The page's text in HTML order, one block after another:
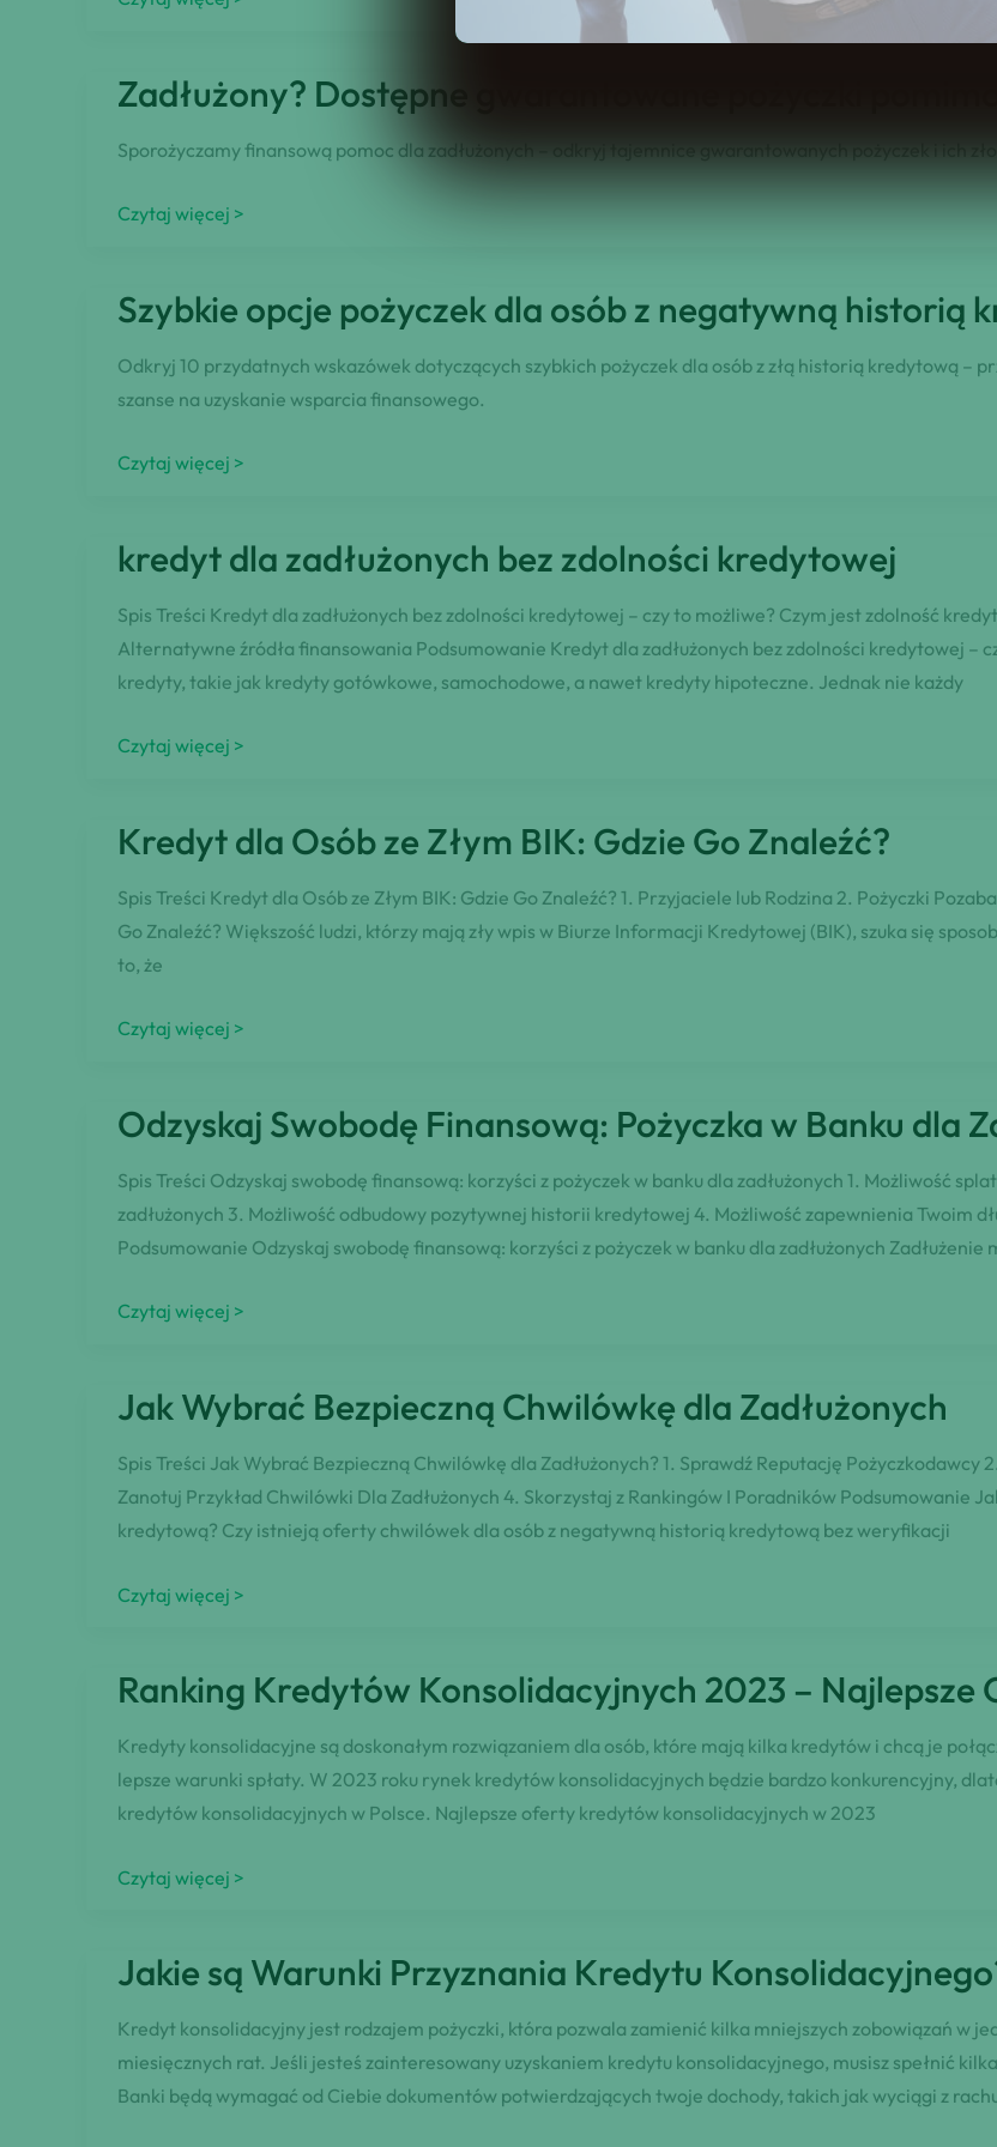
osób
komornikiem
czym
i
może
skorzystać
niej?
Zadłużony? Dostępne gwarantowane pożyczki pomimo
Sporożyczamy finansową pomoc dla zadłużonych – odkryj tajemnice gwarantowanych pożyczek i ich
Zadłużony?
pożyczki
długów
Czytaj więcej >
Szybkie opcje pożyczek dla osób z negatywną historią
Odkryj 10 przydatnych wskazówek dotyczących szybkich pożyczek dla osób z złą historią kredytową –
szanse na uzyskanie wsparcia finansowego.
Szybkie
dla
z
negatywną
historią
Czytaj więcej >
kredyt dla zadłużonych bez zdolności kredytowej
Spis Treści Kredyt dla zadłużonych bez zdolności kredytowej – czy to możliwe? Czym jest zdolność
Alternatywne źródła finansowania Podsumowanie Kredyt dla zadłużonych bez zdolności kredytowej –
kredyty, takie jak kredyty gotówkowe, samochodowe, a nawet kredyty hipoteczne. Jednak nie każdy
kredyt
bez
kredytowej
Czytaj więcej >
Kredyt dla Osób ze Złym BIK: Gdzie Go Znaleźć?
Spis Treści Kredyt dla Osób ze Złym BIK: Gdzie Go Znaleźć? 1. Przyjaciele lub Rodzina 2. Pożyczki
Go Znaleźć? Większość ludzi, którzy mają zły wpis w Biurze Informacji Kredytowej (BIK), szuka się
to, że
Kredyt
ze
BIK:
Gdzie
Go
Czytaj więcej >
Odzyskaj Swobodę Finansową: Pożyczka w Banku dla
Spis Treści Odzyskaj swobodę finansową: korzyści z pożyczek w banku dla zadłużonych 1. Możliwość
zadłużonych 3. Możliwość odbudowy pozytywnej historii kredytowej 4. Możliwość zapewnienia Twoim
Podsumowanie Odzyskaj swobodę finansową: korzyści z pożyczek w banku dla zadłużonych Zadłużenie
Odzyskaj
Pożyczka
Banku
dla
Zadłużonych
Czytaj więcej >
Jak Wybrać Bezpieczną Chwilówkę dla Zadłużonych
Spis Treści Jak Wybrać Bezpieczną Chwilówkę dla Zadłużonych? 1. Sprawdź Reputację
Zanotuj Przykład Chwilówki Dla Zadłużonych 4. Skorzystaj z Rankingów I Poradników Podsumowanie
kredytową? Czy istnieją oferty chwilówek dla osób z negatywną historią kredytową bez weryfikacji
Jak
Chwilówkę
Zadłużonych
Czytaj więcej >
Ranking Kredytów Konsolidacyjnych 2023 –
Kredyty konsolidacyjne są doskonałym rozwiązaniem dla osób, które mają kilka kredytów i chcą je
lepsze warunki spłaty. W 2023 roku rynek kredytów konsolidacyjnych będzie bardzo konkurencyjny,
kredytów konsolidacyjnych w Polsce. Najlepsze oferty kredytów konsolidacyjnych w 2023
Ranking
2023
Najlepsze
Ofert
Kredytów
Czytaj więcej >
Jakie są Warunki Przyznania Kredytu
Kredyt konsolidacyjny jest rodzajem pożyczki, która pozwala zamienić kilka mniejszych zobowiązań w
miesięcznych rat. Jeśli jesteś zainteresowany uzyskaniem kredytu konsolidacyjnego, musisz spełnić
Banki będą wymagać od Ciebie dokumentów potwierdzających twoje dochody, takich jak wyciągi z